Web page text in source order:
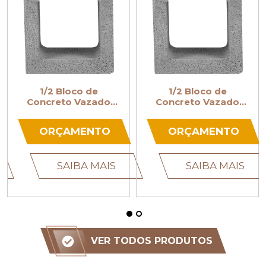
1/2 Bloco de
Concreto Vazado
ORÇAMENTO
SAIBA MAIS
1/2 Bloco de
Concreto Vazado
ORÇAMENTO
SAIBA MAIS
VER TODOS PRODUTOS